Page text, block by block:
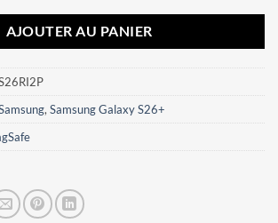
AJOUTER AU PANIER
, Samsung Galaxy S26+